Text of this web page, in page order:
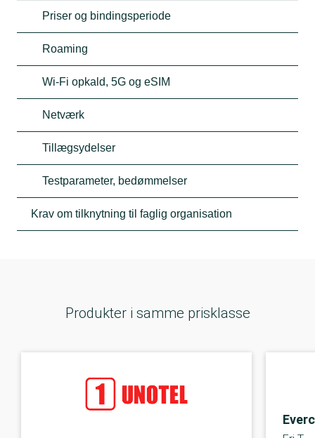
Priser og bindingsperiode
Roaming
Wi-Fi opkald, 5G og eSIM
Netværk
Tillægsydelser
Testparameter, bedømmelser
Krav om tilknytning til faglig organisation
Produkter i samme prisklasse